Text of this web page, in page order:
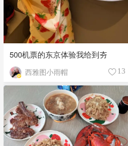
500机票的东京体验我给到夯
西雅图小雨帽 13